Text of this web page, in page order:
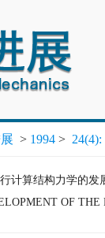
> 1994 > 24(4):
计算结构力学的发
OF